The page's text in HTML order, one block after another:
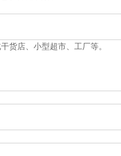
货店、小型超市、工厂等。